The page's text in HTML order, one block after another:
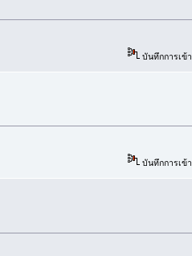
บันทึกการเข้า
บันทึกการเข้า